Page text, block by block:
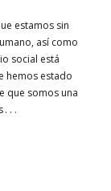
estamos sin
así como
social está
hemos estado
que somos una
. .